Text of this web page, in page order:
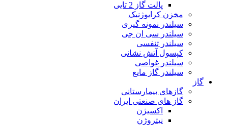
پالت گاز 2 تایی
مخزن کرایوژنیک
سیلندر نمونه گیری
سیلندر سی ان جی
سیلندر تنفسی
کپسول آتش نشانی
سیلندر غواصی
سیلندر گاز مایع
گاز
گازهای بیمارستانی
گاز های صنعتی ایران
اکسیژن
نیتروژن